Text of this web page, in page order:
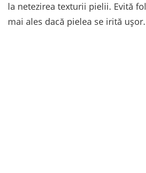
la netezirea texturii pielii. Evită
mai ales dacă pielea se irită ușor.